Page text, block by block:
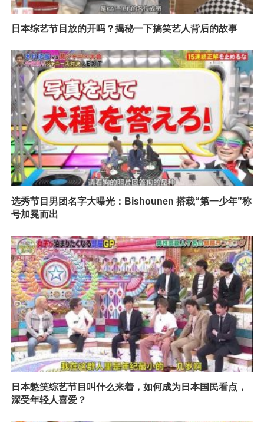
日本综艺节目放的开吗？揭秘一下搞笑艺人背后的故事
选秀节目男团名字大曝光：Bishounen 搭载“第一少年”称
号加冕而出
日本憋笑综艺节目叫什么来着，如何成为日本国民看点，
深受年轻人喜爱？